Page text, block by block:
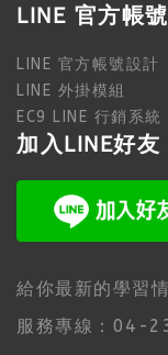
LINE 官方帳
LINE 官方帳號設計
LINE 外掛模組
EC9 LINE 行銷系
加入LINE好友
給你最新的學習情
服務專線：04-